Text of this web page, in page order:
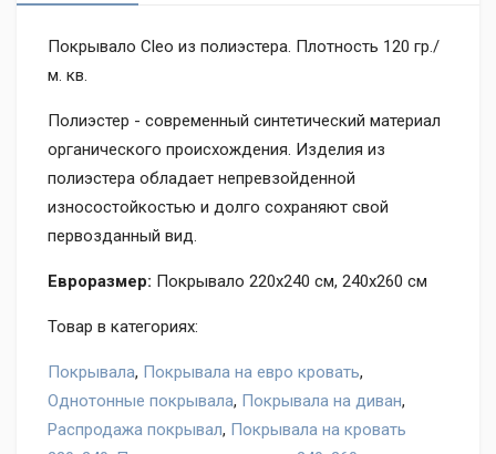
Покрывало Cleo из полиэстера. Плотность 120 гр./
м. кв.
Полиэстер - современный синтетический материал
органического происхождения. Изделия из
полиэстера обладает непревзойденной
износостойкостью и долго сохраняют свой
первозданный вид.
Евроразмер: Покрывало 220х240 см, 240х260 см
Товар в категориях:
Покрывала, Покрывала на евро кровать,
Однотонные покрывала, Покрывала на диван,
Распродажа покрывал, Покрывала на кровать